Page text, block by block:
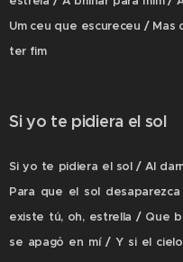
Um ceu que escureceu /
ter fim
Si yo te pidiera el sol
Si yo te pidiera el sol / Al
Para que el sol
existe tú, oh, estrella / Que
se apagó en mí / Y si el